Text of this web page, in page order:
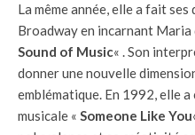
La même année, elle a fait
Broadway en incarnant Maria
Sound of Music« . Son
donner une nouvelle
emblématique. En 1992, elle
musicale « Someone Like You